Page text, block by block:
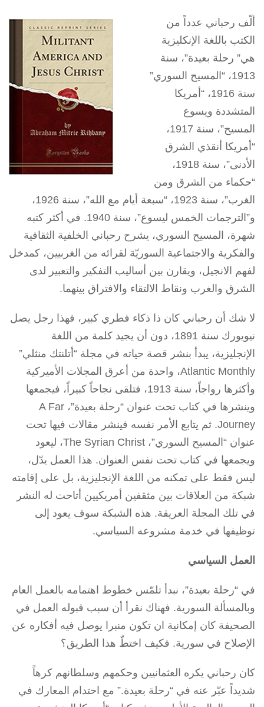
ألّف رحباني عدداً من
الكتب باللغة الإنكليزية
هي” رحلة بعيدة”، سنة
1913، “المسيح السوري”
سنة 1916، “أمريكا
المتشددة ويسوع
المسيح”، سنة 1917،
“أمريكا أنقذي الشرق
الأدنى”، سنة 1918،
“حكماء من الشرق ومن
الغرب”، سنة 1923، “سبعة أيام مع الله”، سنة 1926،
و”الترجمات الخمس ليسوع”، سنة 1940. في أكثر كتبه
شهرة، المسيح السوري، يشرح رحباني الخلفية الثقافية
والفكرية والاجتماعية السوريّة لقرائه من الغربيين، كمدخل
لفهم الانجيل، ويقارن بين أساليب التفكير والتعبير لدى
الشرق والغرب ونقاط الالتقاء والافتراق بينهما.
لا شك أن رحباني كان ذا ذكاء فطري كبير، فهذا رجل يصل
نيويورك سنة 1891، دون أن يجيد كلمة من اللغة
الإنجليزية، يبدأ بنشر قصة حياته في مجلة “أتلنتك منثلي”
Atlantic Monthly، واحدة من أعرق المجلات الأميركية
وأكثرها رواجاً، سنة 1913، فتلقى نجاحاً كبيراً، فيجمعها
وينشرها في كتاب تحت عنوان “رحلة بعيدة”، A Far
Journey. ثم يتابع الأمر نفسه فينشر مقالات فيها تحت
عنوان “المسيح السوري”، The Syrian Christ، ليعود
ويجمعها في كتاب تحت نفس العنوان. هذا العمل يدّل،
ليس فقط على تمكنه من اللغة الإنجليزية، بل على إقامته
شبكة من العلاقات بين مثقفين أمريكيين أتاحت له النشر
في تلك المجلة العريقة. هذه الشبكة سوف يعود إلى
توظيفها في خدمة مشروعه السياسي.
العمل السياسي
في “رحلة بعيدة”، نبدأ تلمّس خطوط اهتمامه بالعمل العام
وبالمسألة السورية. فهناك نقرأ أن سبب قبوله العمل في
الصحيفة كان إمكانية ان تكون منبرا يوصل فيه أفكاره عن
الإصلاح في سورية. فكيف اختطّ هذا الطريق؟
كان رحباني يكره العثمانيين وحكمهم وسلطانهم كرهاً
شديداً عبّر عنه في “رحلة بعيدة.” مع احتدام المعارك في